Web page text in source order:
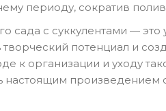
периоду, сократив
сада с суккулентами —
творческий потенциал и
к организации и уходу
настоящим произведением